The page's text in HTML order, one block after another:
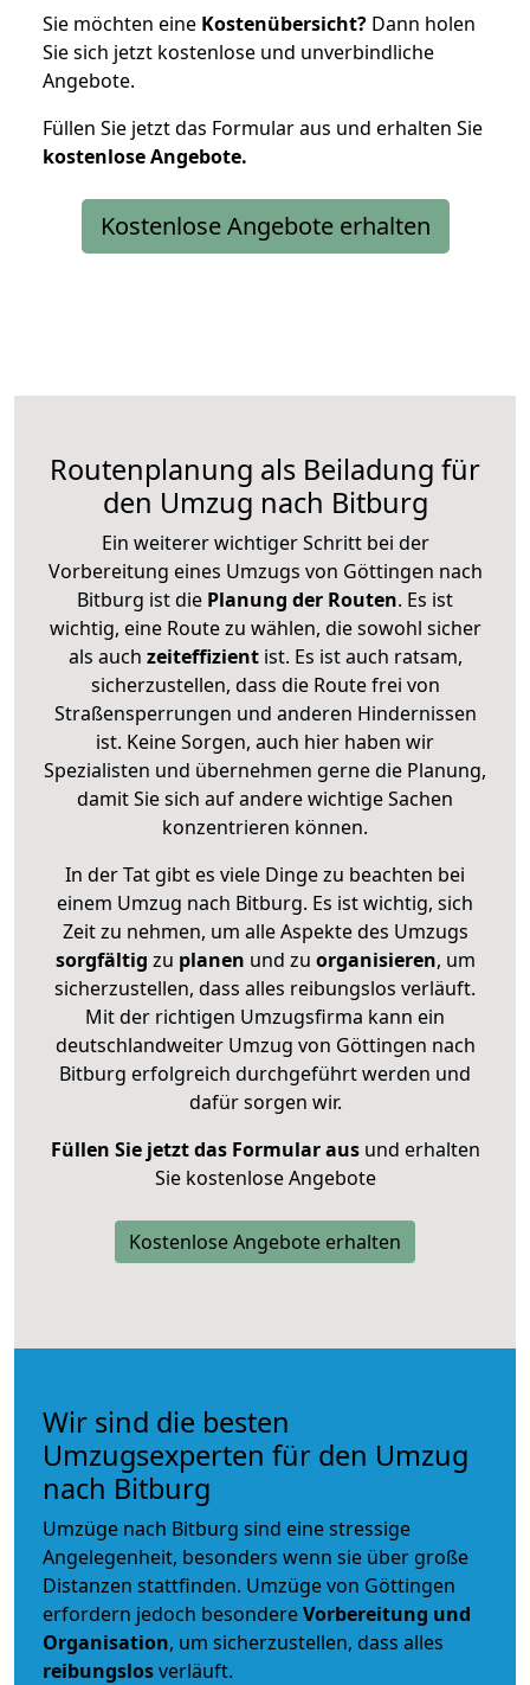
Sie möchten eine Kostenübersicht? Dann holen
Sie sich jetzt kostenlose und unverbindliche
Angebote.
Füllen Sie jetzt das Formular aus und erhalten Sie
kostenloseAngebote.
Kostenlose Angebote erhalten
Routenplanung als Beiladung für
den Umzug nach Bitburg
Ein weiterer wichtiger Schritt bei der
Vorbereitung eines Umzugs von Göttingen nach
Bitburg ist die Planung der Routen. Es ist
wichtig, eine Route zu wählen, die sowohl sicher
als auch zeiteffizientist. Es ist auch ratsam,
sicherzustellen, dass die Route frei von
Straßensperrungen und anderen Hindernissen
ist. Keine Sorgen, auch hier haben wir
Spezialisten und übernehmen gerne die Planung,
damit Sie sich auf andere wichtige Sachen
konzentrieren können.
In der Tat gibt es viele Dinge zu beachten bei
einem Umzug nach Bitburg. Es ist wichtig, sich
Zeit zu nehmen, um alle Aspekte des Umzugs
sorgfältig zu planen und zu organisieren, um
sicherzustellen, dass alles reibungslos verläuft.
Mit der richtigen Umzugsfirma kann ein
deutschlandweiter Umzug von Göttingen nach
Bitburg erfolgreich durchgeführt werden und
dafür sorgen wir.
Füllen Sie jetzt das Formular ausund erhalten
Sie kostenlose Angebote
Kostenlose Angebote erhalten
Wir sind die besten
Umzugsexperten für den Umzug
nach Bitburg
Umzüge nach Bitburg sind eine stressige
Angelegenheit, besonders wenn sie über große
Distanzen stattfinden. Umzüge von Göttingen
erfordern jedoch besondereVorbereitung und
Organisation, um sicherzustellen, dass alles
reibungslosverläuft.